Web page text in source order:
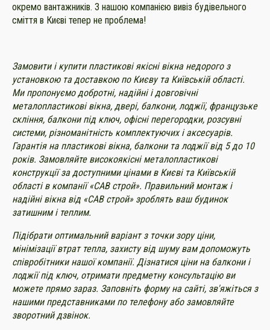
окремо вантажників. З нашою компанією вивіз будівельного
сміття в Києві тепер не проблема!
Замовити і купити пластикові якісні вікна недорого з
установкою та доставкою по Києву та Київській області.
Ми пропонуємо добротні, надійні і довговічні
металопластикові вікна, двері, балкони, лоджії, французьке
скління, балкони під ключ, офісні перегородки, розсувні
системи, різноманітність комплектуючих і аксесуарів.
Гарантія на пластикові вікна, балкони та лоджії від 5 до 10
років. Замовляйте високоякісні металопластикові
конструкції за доступними цінами в Києві та Київській
області в компанії «САВ строй». Правильний монтаж і
надійні вікна від «САВ строй» зроблять ваш будинок
затишним і теплим.
Підібрати оптимальний варіант з точки зору ціни,
мінімізації втрат тепла, захисту від шуму вам допоможуть
співробітники нашої компанії. Дізнатися ціни на балкони і
лоджії під ключ, отримати предметну консультацію ви
можете прямо зараз. Заповніть форму на сайті, зв'яжіться з
нашими представниками по телефону або замовляйте
зворотний дзвінок.